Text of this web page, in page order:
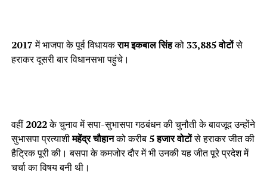
2017में भाजपा के पूर्व विधायकराम इकबाल सिंहको 33,885 वोटोंसे
हराकर दूसरी बार विधानसभा पहुंचे।
वहीं2022के चुनाव में सपा-सुभासपा गठबंधन की चुनौती के बावजूद उन्होंने
सुभासपा प्रत्याशीमहेंद्र चौहानको करीब 5 हजार वोटोंसे हराकर जीत की
हैट्रिक पूरी की। बसपा के कमजोर दौर में भी उनकी यह जीत पूरे प्रदेश में
चर्चा का विषय बनी थी।